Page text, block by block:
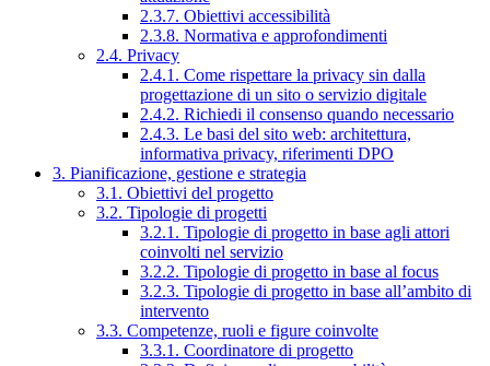
2.3.7. Obiettivi accessibilità
2.3.8. Normativa e approfondimenti
2.4. Privacy
2.4.1. Come rispettare la privacy sin dalla
progettazione di un sito o servizio digitale
2.4.2. Richiedi il consenso quando necessario
2.4.3. Le basi del sito web: architettura,
informativa privacy, riferimenti DPO
3. Pianificazione, gestione e strategia
3.1. Obiettivi del progetto
3.2. Tipologie di progetti
3.2.1. Tipologie di progetto in base agli attori
coinvolti nel servizio
3.2.2. Tipologie di progetto in base al focus
3.2.3. Tipologie di progetto in base all’ambito di
intervento
3.3. Competenze, ruoli e figure coinvolte
3.3.1. Coordinatore di progetto